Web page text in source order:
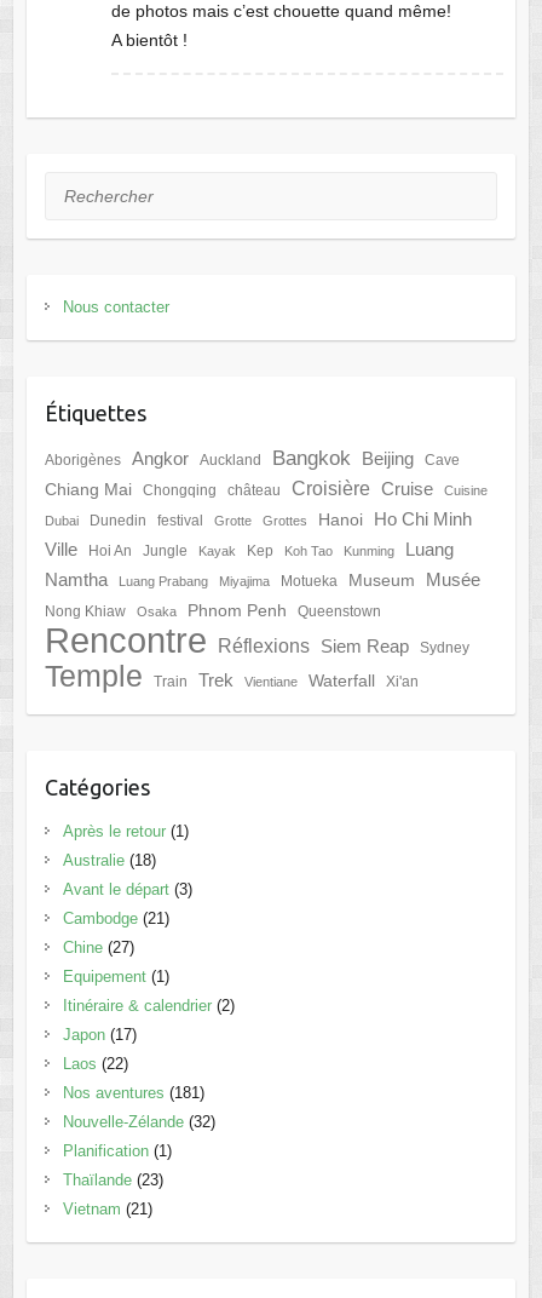
de photos mais c’est chouette quand même!
A bientôt !
Rechercher
Nous contacter
Étiquettes
Aborigènes Angkor Auckland Bangkok Beijing Cave
Chiang Mai Chongqing château Croisière Cruise Cuisine
Dubai Dunedin festival Grotte Grottes Hanoi
Ho Chi Minh
Ville
Hoi An Jungle Kayak Kep Koh Tao Kunming
Luang
Namtha
Luang Prabang Miyajima Motueka Museum Musée
Nong Khiaw Osaka Phnom Penh Queenstown
Rencontre Réflexions Siem Reap Sydney
Temple Train Trek Vientiane Waterfall Xi'an
Catégories
Après le retour(1)
Australie(18)
Avant le départ(3)
Cambodge(21)
Chine(27)
Equipement(1)
Itinéraire & calendrier(2)
Japon(17)
Laos (22)
Nos aventures (181)
Nouvelle-Zélande(32)
Planification(1)
Thaïlande(23)
Vietnam (21)